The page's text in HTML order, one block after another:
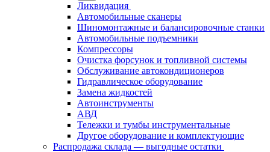
Ликвидация
Автомобильные сканеры
Шиномонтажные и балансировочные станки
Автомобильные подъемники
Компрессоры
Очистка форсунок и топливной системы
Обслуживание автокондиционеров
Гидравлическое оборудование
Замена жидкостей
Автоинструменты
АВД
Тележки и тумбы инструментальные
Другое оборудование и комплектующие
Распродажа склада — выгодные остатки